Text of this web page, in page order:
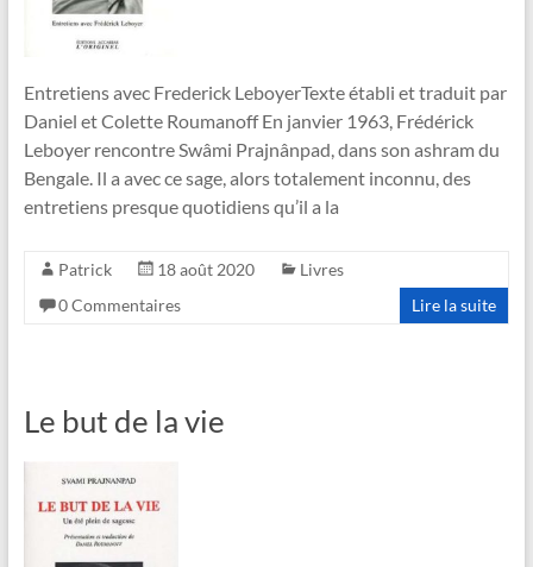
Entretiens avec Frederick LeboyerTexte établi et traduit par
Daniel et Colette Roumanoff En janvier 1963, Frédérick
Leboyer rencontre Swâmi Prajnânpad, dans son ashram du
Bengale. Il a avec ce sage, alors totalement inconnu, des
entretiens presque quotidiens qu’il a la
Patrick 18 août 2020
Livres
0 Commentaires
Lire la suite
Le but de la vie